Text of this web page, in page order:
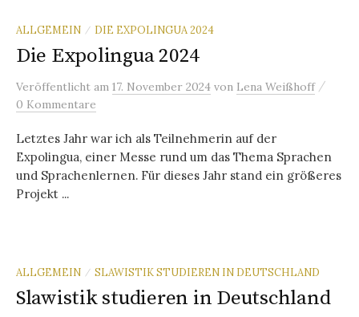
ALLGEMEIN / DIE EXPOLINGUA 2024
Die Expolingua 2024
Veröffentlicht am 17. November 2024 von Lena Weißhoff /
0 Kommentare
Letztes Jahr war ich als Teilnehmerin auf der
Expolingua, einer Messe rund um das Thema Sprachen
und Sprachenlernen. Für dieses Jahr stand ein größeres
Projekt ...
ALLGEMEIN / SLAWISTIK STUDIEREN IN DEUTSCHLAND
Slawistik studieren in Deutschland